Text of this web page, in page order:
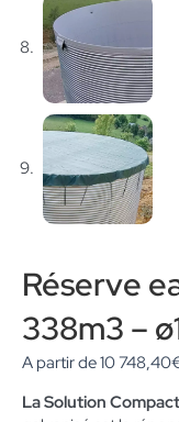
Réserve
338m3 –
A partir de10 748,40
La Solution